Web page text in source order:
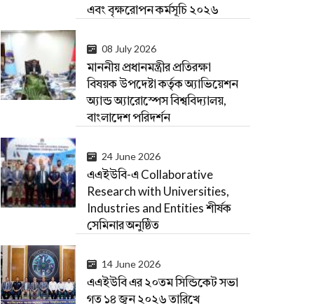
এবং বৃক্ষরোপন কর্মসূচি ২০২৬
08 July 2026
মাননীয় প্রধানমন্ত্রীর প্রতিরক্ষা
বিষয়ক উপদেষ্টা কর্তৃক অ্যাভিয়েশন
অ্যান্ড অ্যারোস্পেস বিশ্ববিদ্যালয়,
বাংলাদেশ পরিদর্শন
24 June 2026
এএইউবি-এ Collaborative
Research with Universities,
Industries and Entities শীর্ষক
সেমিনার অনুষ্ঠিত
14 June 2026
এএইউবি এর ২০তম সিন্ডিকেট সভা
গত ১৪ জুন ২০২৬ তারিখে